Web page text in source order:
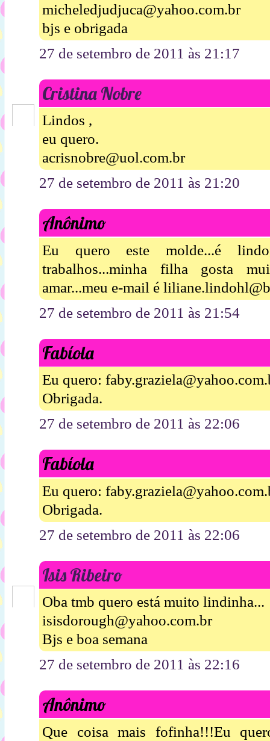
micheledjudjuca@yahoo.com.br
bjs e obrigada
27 de setembro de 2011 às 21:17
Cristina Nobre
Lindos ,
eu quero.
acrisnobre@uol.com.br
27 de setembro de 2011 às 21:20
Anônimo
Eu quero este molde...é
trabalhos...minha filha gosta
amar...meu e-mail é
27 de setembro de 2011 às 21:54
Fabíola
Eu quero:
Obrigada.
27 de setembro de 2011 às 22:06
Fabíola
Eu quero:
Obrigada.
27 de setembro de 2011 às 22:06
Isis Ribeiro
Oba tmb quero está muito lindinha...
isisdorough@yahoo.com.br
Bjs e boa semana
27 de setembro de 2011 às 22:16
Anônimo
Que coisa mais fofinha!!!Eu